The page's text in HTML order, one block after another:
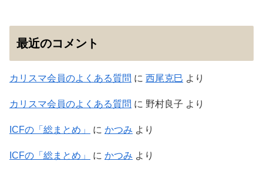
最近のコメント
カリスマ会員のよくある質問 に 西尾克巳 より
カリスマ会員のよくある質問 に 野村良子 より
ICFの「総まとめ」 に かつみ より
ICFの「総まとめ」 に かつみ より